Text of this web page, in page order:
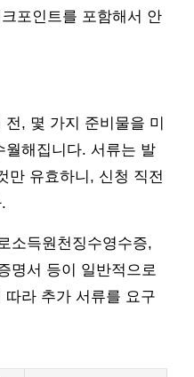
포인트를 포함해서 안
, 몇 가지 준비물을 미
월해집니다. 서류는 발
만 유효하니, 신청 직전
소득원천징수영수증,
명서 등이 일반적으로
라 추가 서류를 요구